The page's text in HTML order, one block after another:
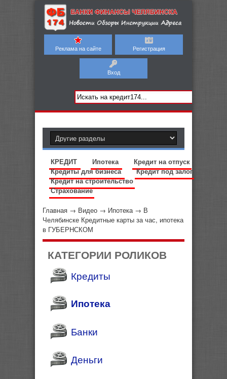
Реклама на сайте Регистрация
Вход
КРЕДИТ Ипотека
Кредит на отпуск
Кредиты для бизнеса
Кредит под залог
Кредит на строительство
Страхование
Главная → Видео → Ипотека → В
Челябинске Кредитные карты за час, ипотека
в ГУБЕРНСКОМ
КАТЕГОРИИ РОЛИКОВ
Кредиты
Ипотека
Банки
Деньги